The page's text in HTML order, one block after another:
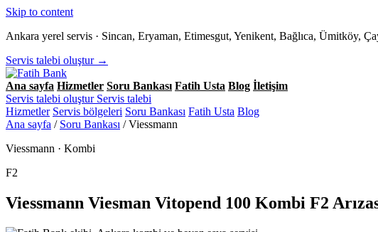
Skip to content
Ankara yerel servis · Sincan, Eryaman, Etimesgut, Yenikent, Bağlıca, Ümitköy,
Servis talebi oluştur →
Ana sayfa Hizmetler Soru Bankası Fatih Usta Blog İletişim
Servis talebi oluştur Servis talebi
Hizmetler Servis bölgeleri Soru Bankası Fatih Usta Blog
Ana sayfa / Soru Bankası / Viessmann
Viessmann · Kombi
F2
Viessmann Viesman Vitopend 100 Kombi F2